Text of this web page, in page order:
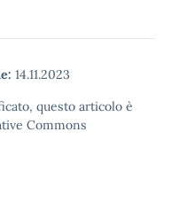
14.11.2023
questo articolo è
Commons